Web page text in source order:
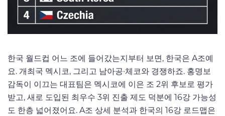
한국 월드컵 어느 조에 들어갔는지부터 보면, 한국은 A조예
요. 개최국 멕시코, 그리고 남아공·체코와 경쟁하죠. 홍명보
감독이 이끄는 대표팀은 멕시코에 이은 조 2위 후보로 평가
받고, 새로 도입된 최우수 3위 진출 제도 덕분에 16강 가능성
도 한층 넓어졌어요. A조 상세 분석과 한국의 16강 로드맵은